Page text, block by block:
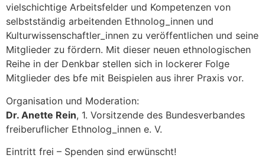
vielschichtige Arbeitsfelder und Kompetenzen von
selbstständig arbeitenden Ethnolog_innen und
Kulturwissenschaftler_innen zu veröffentlichen und seine
Mitglieder zu fördern. Mit dieser neuen ethnologischen
Reihe in der Denkbar stellen sich in lockerer Folge
Mitglieder des bfe mit Beispielen aus ihrer Praxis vor.
Organisation und Moderation:
Dr. Anette Rein, 1. Vorsitzende des Bundesverbandes
freiberuflicher Ethnolog_innen e. V.
Eintritt frei – Spenden sind erwünscht!